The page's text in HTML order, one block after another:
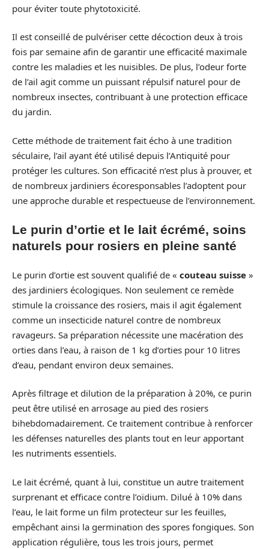
pour éviter toute phytotoxicité.
Il est conseillé de pulvériser cette décoction deux à trois
fois par semaine afin de garantir une efficacité maximale
contre les maladies et les nuisibles. De plus, l’odeur forte
de l’ail agit comme un puissant répulsif naturel pour de
nombreux insectes, contribuant à une protection efficace
du jardin.
Cette méthode de traitement fait écho à une tradition
séculaire, l’ail ayant été utilisé depuis l’Antiquité pour
protéger les cultures. Son efficacité n’est plus à prouver, et
de nombreux jardiniers écoresponsables l’adoptent pour
une approche durable et respectueuse de l’environnement.
Le purin d’ortie et le lait écrémé, soins
naturels pour rosiers en pleine santé
Le purin d’ortie est souvent qualifié de « couteau suisse »
des jardiniers écologiques. Non seulement ce remède
stimule la croissance des rosiers, mais il agit également
comme un insecticide naturel contre de nombreux
ravageurs. Sa préparation nécessite une macération des
orties dans l’eau, à raison de 1 kg d’orties pour 10 litres
d’eau, pendant environ deux semaines.
Après filtrage et dilution de la préparation à 20%, ce purin
peut être utilisé en arrosage au pied des rosiers
bihebdomadairement. Ce traitement contribue à renforcer
les défenses naturelles des plants tout en leur apportant
les nutriments essentiels.
Le lait écrémé, quant à lui, constitue un autre traitement
surprenant et efficace contre l’oïdium. Dilué à 10% dans
l’eau, le lait forme un film protecteur sur les feuilles,
empêchant ainsi la germination des spores fongiques. Son
application régulière, tous les trois jours, permet